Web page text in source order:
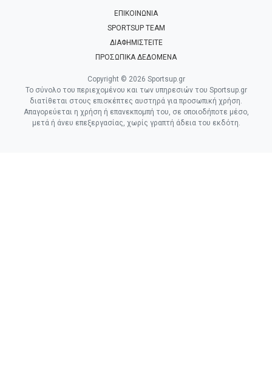
ΕΠΙΚΟΙΝΩΝΙΑ
SPORTSUP TEAM
ΔΙΑΦΗΜΙΣΤΕΙΤΕ
ΠΡΟΣΩΠΙΚΑ ΔΕΔΟΜΕΝΑ
Copyright © 2026 Sportsup.gr
Το σύνολο του περιεχομένου και των υπηρεσιών του Sportsup.gr
διατίθεται στους επισκέπτες αυστηρά για προσωπική χρήση.
Απαγορεύεται η χρήση ή επανεκπομπή του, σε οποιοδήποτε μέσο,
μετά ή άνευ επεξεργασίας, χωρίς γραπτή άδεια του εκδότη.